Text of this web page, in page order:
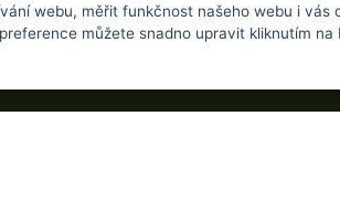
webu, měřit funkčnost našeho webu i vás
můžete snadno upravit kliknutím na